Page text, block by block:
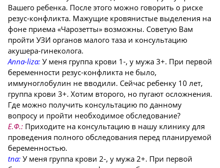
Вашего ребенка. После этого можно говорить о риске
резус-конфликта. Мажущие кровянистые выделения на
фоне приема «Чарозетты» возможны. Советую Вам
пройти УЗИ органов малого таза и консультацию
акушера-гинеколога.
Anna-liza: У меня группа крови 1-, у мужа 3+. При первой
беременности резус-конфликта не было,
иммуноглобулин не вводили. Сейчас ребенку 10 лет,
группа крови 3+. Хотим второго, но пугают осложнения.
Где можно получить консультацию по данному
вопросу и пройти необходимое обследование?
Е.Ф.: Приходите на консультацию в нашу клинику для
проведения полного обследования перед планируемой
беременностью.
tna: У меня группа крови 2-, у мужа 2+. При первой